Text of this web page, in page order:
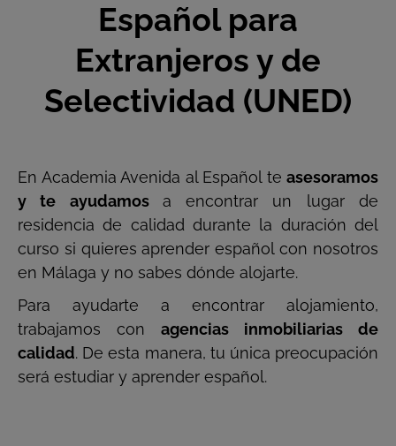
Español para
Extranjeros y de
Selectividad (UNED)
En Academia Avenida al Español te asesoramos
y te ayudamos a encontrar un lugar de
residencia de calidad durante la duración del
curso si quieres aprender español con nosotros
en Málaga y no sabes dónde alojarte.
Para ayudarte a encontrar alojamiento,
trabajamos con agencias inmobiliarias de
calidad. De esta manera, tu única preocupación
será estudiar y aprender español.